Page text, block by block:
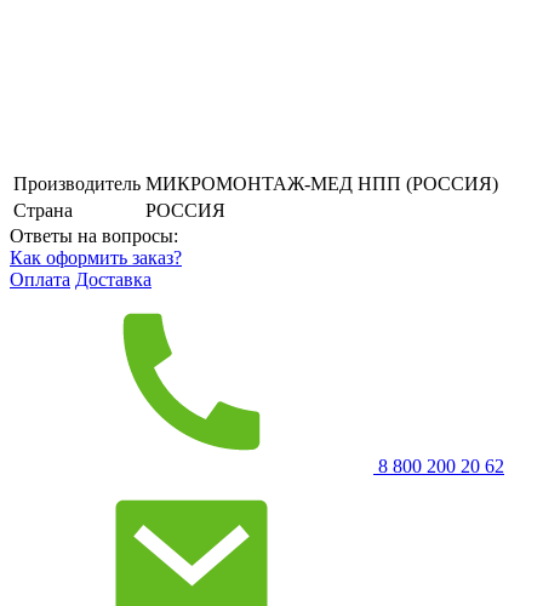
Производитель МИКРОМОНТАЖ-МЕД НПП (РОССИЯ)
Страна
РОССИЯ
Ответы на вопросы:
Как оформить заказ?
Оплата Доставка
8 800 200 20 62